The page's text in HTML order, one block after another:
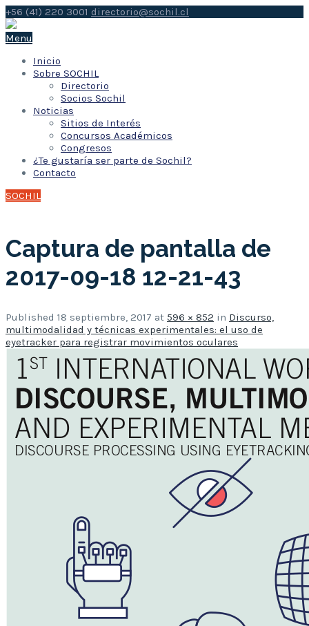
+56 (41) 220 3001 directorio@sochil.cl
Menu
Inicio
Sobre SOCHIL
Directorio
Socios Sochil
Noticias
Sitios de Interés
Concursos Académicos
Congresos
¿Te gustaría ser parte de Sochil?
Contacto
SOCHIL
Captura de pantalla de
2017-09-18 12-21-43
Published 18 septiembre, 2017 at 596 × 852 in Discurso,
multimodalidad y técnicas experimentales: el uso de
eyetracker para registrar movimientos oculares